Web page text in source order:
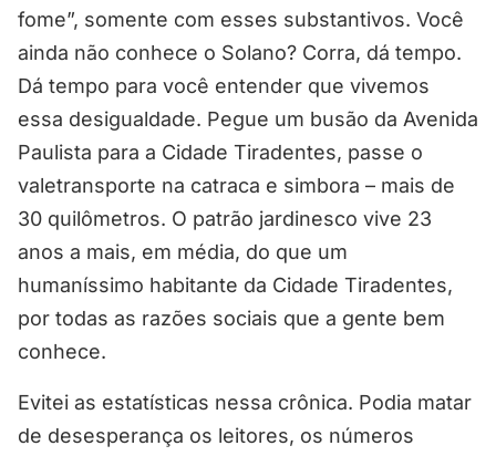
fome”, somente com esses substantivos. Você
ainda não conhece o Solano? Corra, dá tempo.
Dá tempo para você entender que vivemos
essa desigualdade. Pegue um busão da Avenida
Paulista para a Cidade Tiradentes, passe o
valetransporte na catraca e simbora – mais de
30 quilômetros. O patrão jardinesco vive 23
anos a mais, em média, do que um
humaníssimo habitante da Cidade Tiradentes,
por todas as razões sociais que a gente bem
conhece.
Evitei as estatísticas nessa crônica. Podia matar
de desesperança os leitores, os números